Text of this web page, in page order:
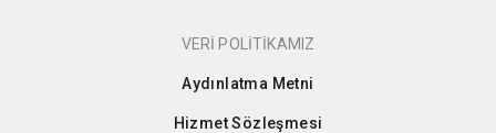
VERİ POLİTİKAMIZ
Aydınlatma Metni
Hizmet Sözleşmesi